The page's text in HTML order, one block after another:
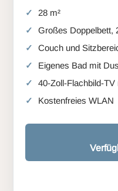
28 m²
Großes Doppelbett,
Couch und
Eigenes Bad mit
40-Zoll-Flachbild-
Kostenfreies WLAN